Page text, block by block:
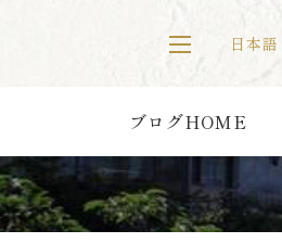
日本語
ブログHOME